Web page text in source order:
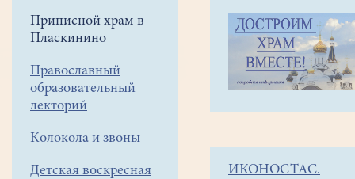
Боковое
меню
Приписной храм в
Пласкинино
Православный
образовательный
лекторий
Колокола и звоны
Детская воскресная
Строка
навигации
Приписной
Пласкинино
Расписание
Богослужений
Пласкинино
ИКОНОСТАС.